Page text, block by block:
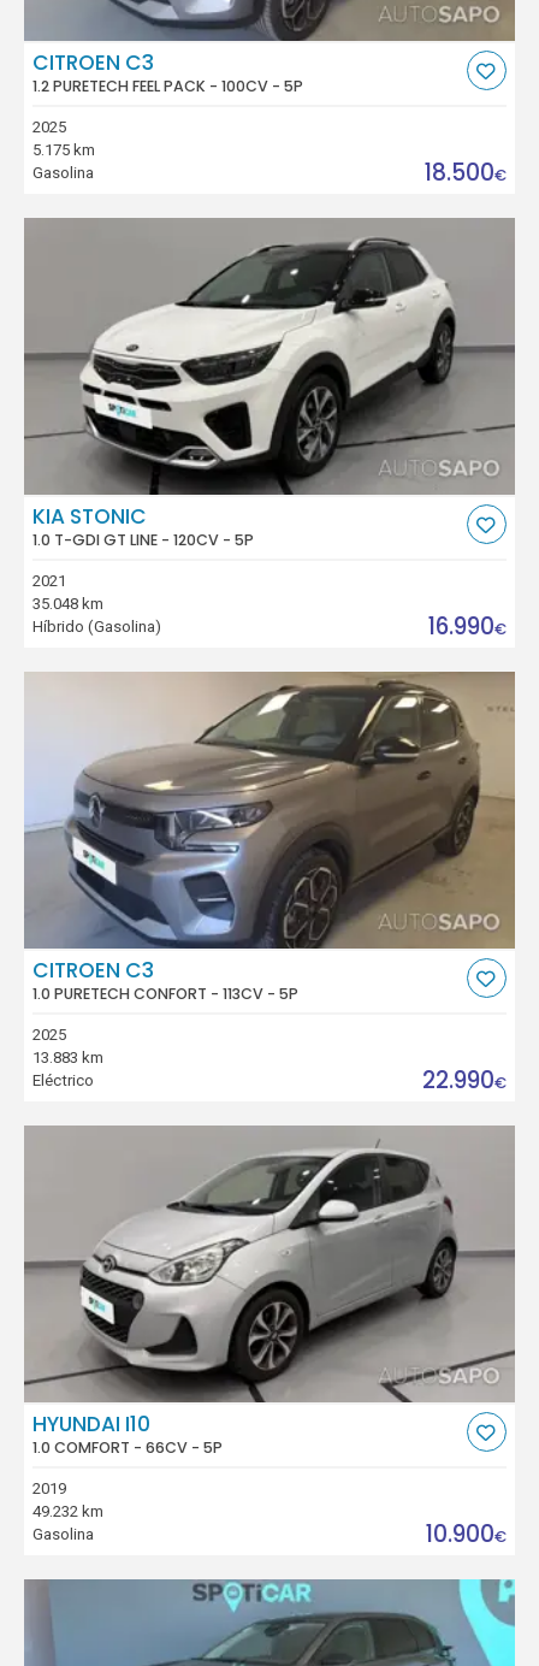
CITROEN C3
1.2 PURETECH FEEL PACK - 100CV - 5P
2025
5.175 km
Gasolina
18.500€
KIA STONIC
1.0 T-GDI GT LINE - 120CV - 5P
2021
35.048 km
Híbrido (Gasolina)
16.990€
CITROEN C3
1.0 PURETECH CONFORT - 113CV - 5P
2025
13.883 km
Eléctrico
22.990€
HYUNDAI I10
1.0 COMFORT - 66CV - 5P
2019
49.232 km
Gasolina
10.900€